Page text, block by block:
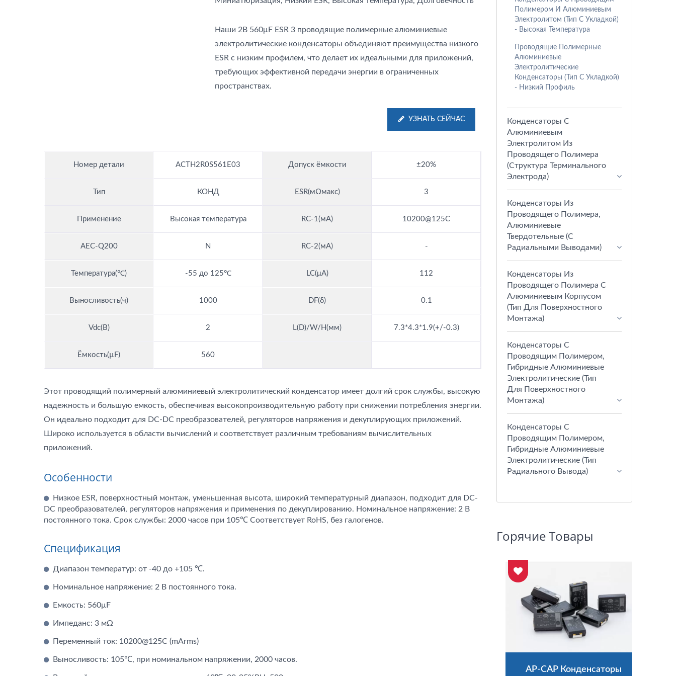
Наши 2В 560μF ESR 3 проводящие полимерные алюминиевые
электролитические конденсаторы объединяют преимущества низкого
ESR с низким профилем, что делает их идеальными для приложений,
требующих эффективной передачи энергии в ограниченных
пространствах.
УЗНАТЬ СЕЙЧАС
Номер детали ACTH2R0S561E03 Допуск ёмкости ±20%
Тип КОНД ESR(мΩмакс) 3
Применение Высокая температура RC-1(мА) 10200@125C
AEC-Q200 N RC-2(мА) -
Температура(℃) -55 до 125℃ LC(μA) 112
Выносливость(ч) 1000 DF(δ) 0.1
Vdc(В) 2 L(D)/W/H(мм) 7.3*4.3*1.9(+/-0.3)
Ёмкость(µF) 560
Этот проводящий полимерный алюминиевый электролитический конденсатор имеет долгий срок службы, высокую
надежность и большую емкость, обеспечивая высокопроизводительную работу при снижении потребления энергии.
Он идеально подходит для DC-DC преобразователей, регуляторов напряжения и декуплирующих приложений.
Широко используется в области вычислений и соответствует различным требованиям вычислительных
приложений.
Особенности
Низкое ESR, поверхностный монтаж, уменьшенная высота, широкий температурный диапазон, подходит для DC-
DC преобразователей, регуляторов напряжения и применения по декуплированию. Номинальное напряжение: 2 В
постоянного тока. Срок службы: 2000 часов при 105℃ Соответствует RoHS, без галогенов.
Спецификация
Диапазон температур: от -40 до +105 ℃.
Номинальное напряжение: 2 В постоянного тока.
Емкость: 560μF
Импеданс: 3 мΩ
Переменный ток: 10200@125C (mArms)
Выносливость: 105℃, при номинальном напряжении, 2000 часов.
Полимером И Алюминиевым
Электролитом (тип С Укладкой)
- Высокая Температура
Проводящие Полимерные
Алюминиевые
Электролитические
Конденсаторы (тип С Укладкой)
- Низкий Профиль
Конденсаторы С
Алюминиевым
Электролитом Из
Проводящего Полимера
(структура Терминального
Электрода)
Конденсаторы Из
Проводящего Полимера,
Алюминиевые
Твердотельные (с
Радиальными Выводами)
Конденсаторы Из
Проводящего Полимера С
Алюминиевым Корпусом
(тип Для Поверхностного
Монтажа)
Конденсаторы С
Проводящим Полимером,
Гибридные Алюминиевые
Электролитические (тип
Для Поверхностного
Монтажа)
Конденсаторы С
Проводящим Полимером,
Гибридные Алюминиевые
Электролитические (тип
Радиального Вывода)
Горячие Товары
AP-CAP Конденсаторы